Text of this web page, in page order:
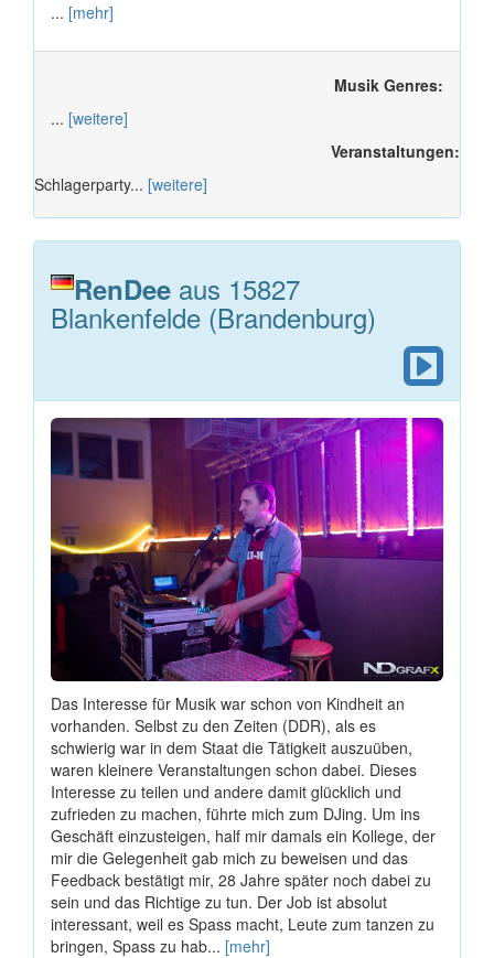
... [mehr]
Musik Genres:
... [weitere]
Veranstaltungen:
Schlagerparty... [weitere]
RenDee aus 15827
Blankenfelde (Brandenburg)
Das Interesse für Musik war schon von Kindheit an
vorhanden. Selbst zu den Zeiten (DDR), als es
schwierig war in dem Staat die Tätigkeit auszuüben,
waren kleinere Veranstaltungen schon dabei. Dieses
Interesse zu teilen und andere damit glücklich und
zufrieden zu machen, führte mich zum DJing. Um ins
Geschäft einzusteigen, half mir damals ein Kollege, der
mir die Gelegenheit gab mich zu beweisen und das
Feedback bestätigt mir, 28 Jahre später noch dabei zu
sein und das Richtige zu tun. Der Job ist absolut
interessant, weil es Spass macht, Leute zum tanzen zu
bringen, Spass zu hab... [mehr]